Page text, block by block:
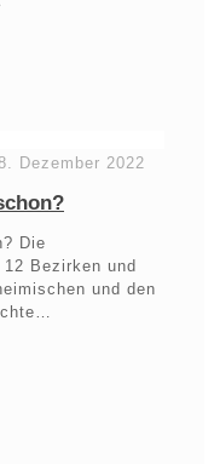
Dezember 2022
Die
Bezirken und
und den